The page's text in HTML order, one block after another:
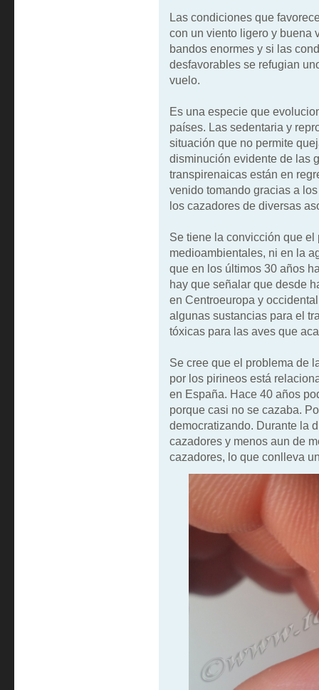
Las condiciones que
con un viento ligero y buena
bandos enormes y si las
desfavorables se refugian
vuelo.
Es una especie que
países. Las sedentaria y
situación que no permite
disminución evidente de las
transpirenaicas están en
venido tomando gracias a
los cazadores de diversas
Se tiene la convicción que
medioambientales, ni en la
que en los últimos 30 años
hay que señalar que desde
en Centroeuropa y
algunas sustancias para el
tóxicas para las aves que
Se cree que el problema de
por los pirineos está
en España. Hace 40 años
porque casi no se cazaba.
democratizando. Durante la
cazadores y menos aun de
cazadores, lo que conlleva